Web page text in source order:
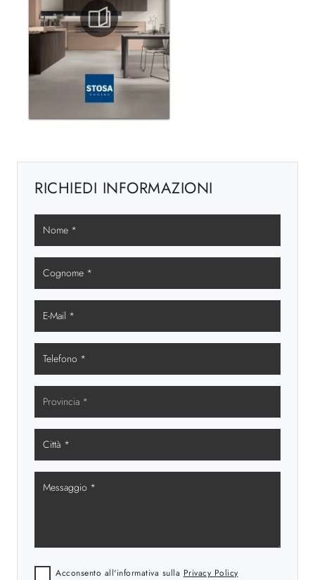
RICHIEDI INFORMAZIONI
Acconsento all'informativa sulla Privacy Policy